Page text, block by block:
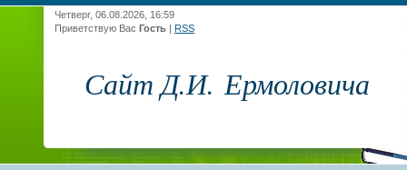
Четверг, 06.08.2026, 16:59
Приветствую Вас Гость | RSS
Сайт Д.И. Ермоловича